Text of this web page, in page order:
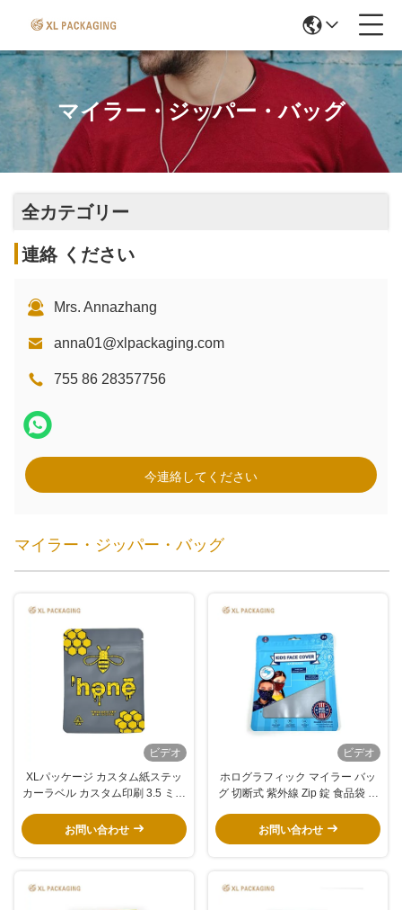
マイラー・ジッパー・バッグ
全カテゴリー
連絡 ください
Mrs. Annazhang
anna01@xlpackaging.com
755 86 28357756
今連絡してください
マイラー・ジッパー・バッグ
ビデオ
XLパッケージ カスタム紙ステッ
カーラベル カスタム印刷 3.5 ミル
ック食品パッケージ スタンドアッ
プポック
お問い合わせ
ビデオ
ホログラフィック マイラー バッ
グ 切断式 紫外線 Zip 錠 食品袋 紙
形
お問い合わせ